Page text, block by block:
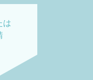
は